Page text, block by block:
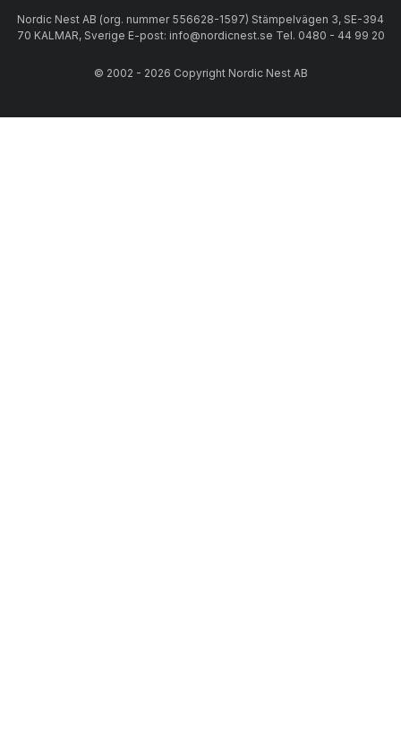
Nordic Nest AB (org. nummer 556628-1597) Stämpelvägen 3, SE-394
70 KALMAR, Sverige E-post: info@nordicnest.se Tel. 0480 - 44 99 20
© 2002 - 2026 Copyright Nordic Nest AB